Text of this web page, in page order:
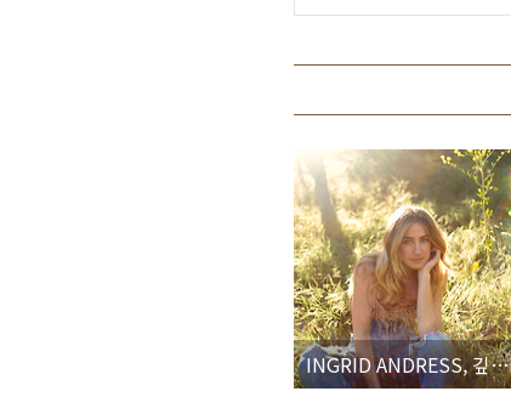
INGRID ANDRESS, 깊은 관심과 성과에 안주하지 않고 발표한 또 한 번의 실험작